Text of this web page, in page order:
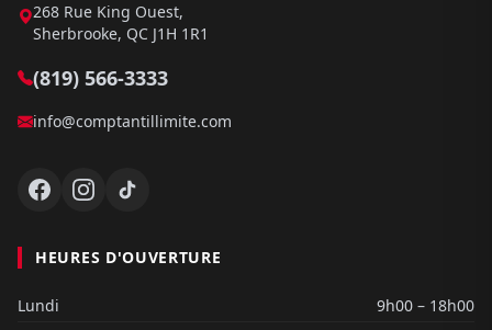
268 Rue King Ouest,
Sherbrooke, QC J1H 1R1
(819) 566-3333
info@comptantillimite.com
HEURES D'OUVERTURE
Lundi
9h00 – 18h00